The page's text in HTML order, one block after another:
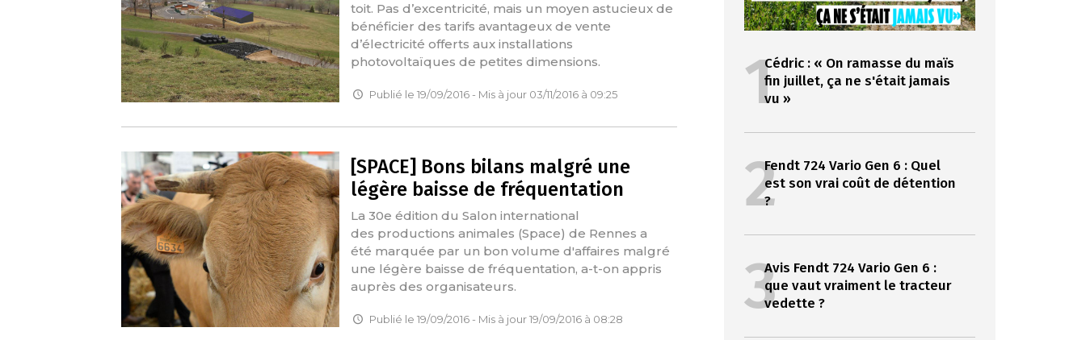
toit. Pas d’excentricité, mais un moyen astucieux de
bénéficier des tarifs avantageux de vente
d’électricité offerts aux installations
photovoltaïques de petites dimensions.
Publié le 19/09/2016 - Mis à jour 03/11/2016 à 09:25
[SPACE] Bons bilans malgré une
légère baisse de fréquentation
La 30e édition du Salon international
des productions animales (Space) de Rennes a
été marquée par un bon volume d'affaires malgré
une légère baisse de fréquentation, a-t-on appris
auprès des organisateurs.
Publié le 19/09/2016 - Mis à jour 19/09/2016 à 08:28
1Cédric : « On ramasse du maïs
fin juillet, ça ne s'était jamais
vu »
2Fendt 724 Vario Gen 6 : Quel
est son vrai coût de détention
?
3Avis Fendt 724 Vario Gen 6 :
que vaut vraiment le tracteur
vedette ?